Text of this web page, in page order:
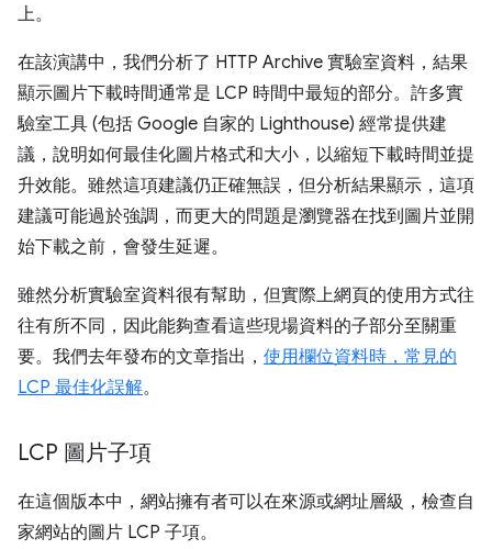
上。
在該演講中，我們分析了 HTTP Archive 實驗室資料，結果
顯示圖片下載時間通常是 LCP 時間中最短的部分。許多實
驗室工具 (包括 Google 自家的 Lighthouse) 經常提供建
議，說明如何最佳化圖片格式和大小，以縮短下載時間並提
升效能。雖然這項建議仍正確無誤，但分析結果顯示，這項
建議可能過於強調，而更大的問題是瀏覽器在找到圖片並開
始下載之前，會發生延遲。
雖然分析實驗室資料很有幫助，但實際上網頁的使用方式往
往有所不同，因此能夠查看這些現場資料的子部分至關重
要。我們去年發布的文章指出， 使用欄位資料時，常見的
LCP 最佳化誤解。
LCP 圖片子項
在這個版本中，網站擁有者可以在來源或網址層級，檢查自
家網站的圖片 LCP 子項。